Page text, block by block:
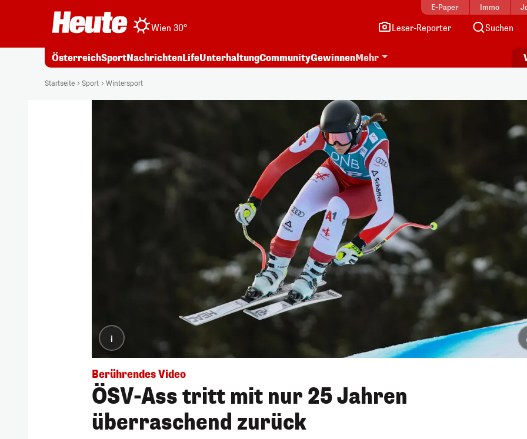
E-Paper Immo
Wien 30° Leser-Reporter Suchen
ÖsterreichSportNachrichtenLifeUnterhaltungCommunityGewinnenMehr
Startseite Sport Wintersport
i
Berührendes Video
ÖSV-Ass tritt mit nur 25 Jahren
überraschend zurück